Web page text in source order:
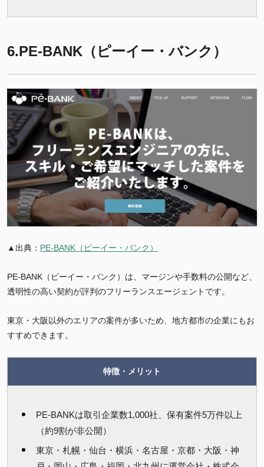
6.PE-BANK（ピーイー・バンク）
▲出典： PE-BANK（ピーイー・バンク）
PE-BANK（ピーイー・バンク）は、マージンや手数料の公開など、
透明性の高い契約が評判のフリーランスエージェントです。
東京・大阪以外のエリアの案件が多いため、地方都市の企業にもお
すすめできます。
特徴・メリット
PE-BANKは取引企業数1,000社、保有案件5万件以上
（約9割が非公開）
東京・札幌・仙台・横浜・名古屋・京都・大阪・神